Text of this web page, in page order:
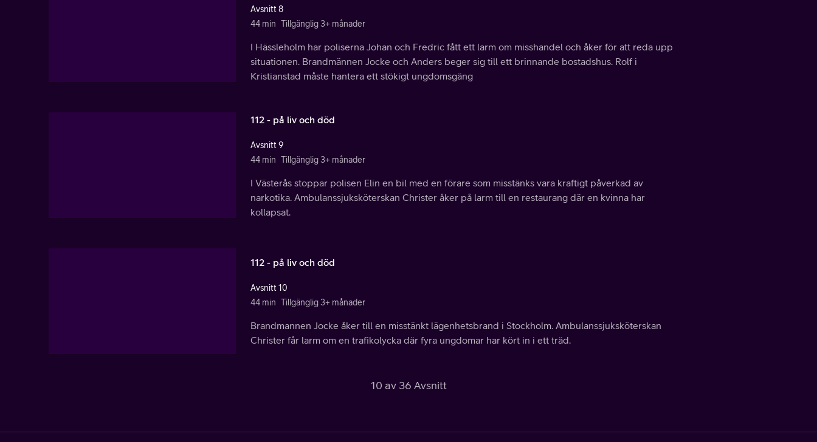
Avsnitt 8
44 min Tillgänglig 3+ månader
I Hässleholm har poliserna Johan och Fredric fått ett larm om misshandel och åker för att reda upp
situationen. Brandmännen Jocke och Anders beger sig till ett brinnande bostadshus. Rolf i
Kristianstad måste hantera ett stökigt ungdomsgäng
112 - på liv och död
Avsnitt 9
44 min Tillgänglig 3+ månader
I Västerås stoppar polisen Elin en bil med en förare som misstänks vara kraftigt påverkad av
narkotika. Ambulanssjuksköterskan Christer åker på larm till en restaurang där en kvinna har
kollapsat.
112 - på liv och död
Avsnitt 10
44 min Tillgänglig 3+ månader
Brandmannen Jocke åker till en misstänkt lägenhetsbrand i Stockholm. Ambulanssjuksköterskan
Christer får larm om en trafikolycka där fyra ungdomar har kört in i ett träd.
10 av 36 Avsnitt